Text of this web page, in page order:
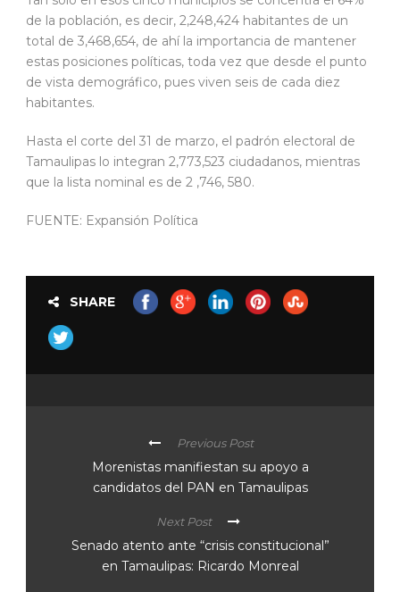
de la población, es decir, 2,248,424 habitantes de un
total de 3,468,654, de ahí la importancia de mantener
estas posiciones políticas, toda vez que desde el punto
de vista demográfico, pues viven seis de cada diez
habitantes.
Hasta el corte del 31 de marzo, el padrón electoral de
Tamaulipas lo integran 2,773,523 ciudadanos, mientras
que la lista nominal es de 2 ,746, 580.
FUENTE: Expansión Política
SHARE
Previous Post
Morenistas manifiestan su apoyo a
candidatos del PAN en Tamaulipas
Next Post
Senado atento ante “crisis constitucional”
en Tamaulipas: Ricardo Monreal